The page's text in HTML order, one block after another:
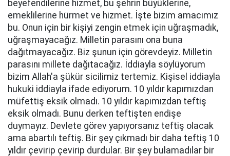
beyefendilerine hizmet, bu şehrin büyüklerine,
emeklilerine hürmet ve hizmet. İşte bizim amacımız
bu. Onun için bir kişiyi zengin etmek için uğraşmadık,
uğraşmayacağız. Milletin parasını ona buna
dağıtmayacağız. Biz şunun için görevdeyiz. Milletin
parasını millete dağıtacağız. İddiayla söylüyorum
bizim Allah'a şükür sicilimiz tertemiz. Kişisel iddiayla
hukuki iddiayla ifade ediyorum. 10 yıldır kapımızdan
müfettiş eksik olmadı. 10 yıldır kapımızdan teftiş
eksik olmadı. Bunu derken teftişten endişe
duymayız. Devlete görev yapıyorsanız teftiş olacak
ama abartılı teftiş. Bir şey çıkmadı bir daha teftiş 10
yıldır çevirip çevirip durdular. Bir şey bulamadılar bir